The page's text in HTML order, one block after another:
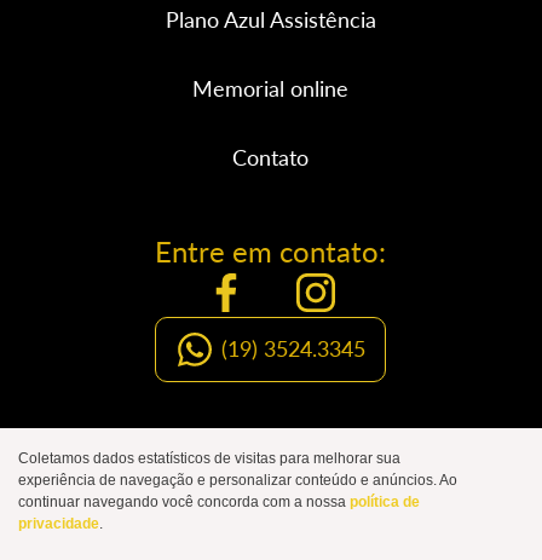
JOÃO DE CAMPOS
Organização Social de Luto
Plano Azul Assistência
Memorial online
Contato
Entre em contato:
(19) 3524.3345
Coletamos dados estatísticos de visitas para melhorar sua
experiência de navegação e personalizar conteúdo e anúncios. Ao
continuar navegando você concorda com a nossa política de
privacidade.